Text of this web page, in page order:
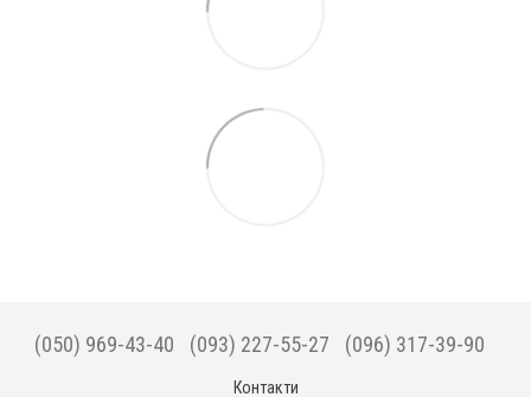
(050) 969-43-40 (093) 227-55-27 (096) 317-39-90
Контакти